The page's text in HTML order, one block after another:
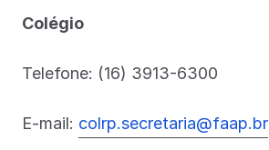
Colégio
Telefone: (16) 3913-6300
E-mail: colrp.secretaria@faap.br